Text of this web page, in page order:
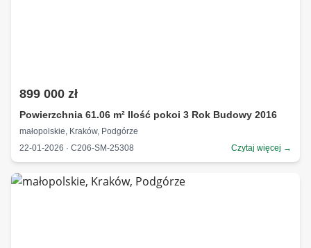
899 000 zł
Powierzchnia 61.06 m² Ilość pokoi 3 Rok Budowy 2016
małopolskie, Kraków, Podgórze
22-01-2026 · C206-SM-25308
Czytaj więcej →